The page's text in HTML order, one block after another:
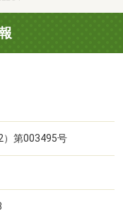
説明いたします
相談ください
）第003495号